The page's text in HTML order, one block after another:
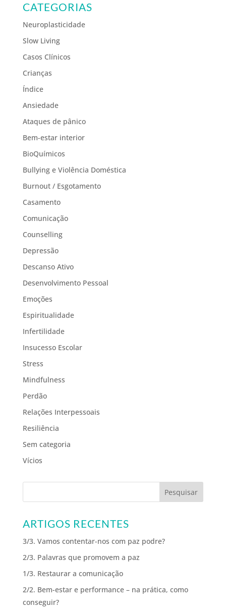
CATEGORIAS
Neuroplasticidade
Slow Living
Casos Clínicos
Crianças
Índice
Ansiedade
Ataques de pânico
Bem-estar interior
BioQuímicos
Bullying e Violência Doméstica
Burnout / Esgotamento
Casamento
Comunicação
Counselling
Depressão
Descanso Ativo
Desenvolvimento Pessoal
Emoções
Espiritualidade
Infertilidade
Insucesso Escolar
Stress
Mindfulness
Perdão
Relações Interpessoais
Resiliência
Sem categoria
Vícios
ARTIGOS RECENTES
3/3. Vamos contentar-nos com paz podre?
2/3. Palavras que promovem a paz
1/3. Restaurar a comunicação
2/2. Bem-estar e performance – na prática, como
conseguir?